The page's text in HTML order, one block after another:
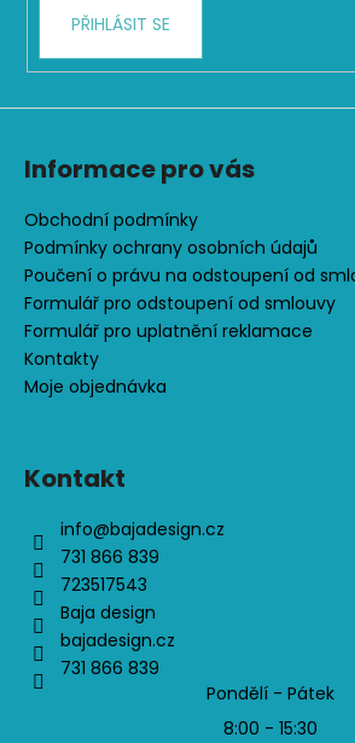
ý
p
PŘIHLÁSIT SE
Informace pro vás
Obchodní podmínky
Podmínky ochrany osobních údajů
Poučení o právu na odstoupení od
Formulář pro odstoupení od smlouvy
Formulář pro uplatnění reklamace
Kontakty
Moje objednávka
Kontakt
info@bajadesign.cz
731 866 839
723517543
Baja design
bajadesign.cz
731 866 839
Pondělí - Pátek
8:00 - 15:30